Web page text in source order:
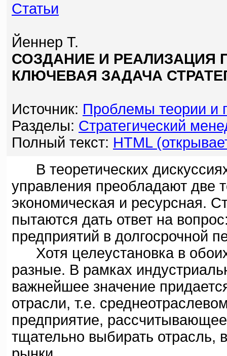
Статьи
Йеннер Т.
СОЗДАНИЕ И РЕАЛИЗАЦИЯ
КЛЮЧЕВАЯ ЗАДАЧА
Источник: Проблемы теории и
Разделы: Стратегический
Полный текст: HTML
В теоретических
управления преобладают две
экономическая и ресурсная.
пытаются дать ответ на
предприятий в долгосрочной
Хотя целеустановка в
разные. В рамках
важнейшее значение
отрасли, т.е.
предприятие,
тщательно выбирать отрасль,